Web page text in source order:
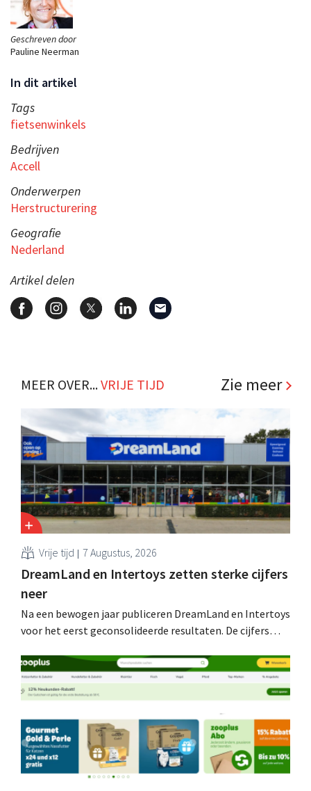
Geschreven door
Pauline Neerman
In dit artikel
Tags
fietsenwinkels
Bedrijven
Accell
Onderwerpen
Herstructurering
Geografie
Nederland
Artikel delen
MEER OVER...VRIJE TIJD Zie meer
Vrije tijd 7 Augustus, 2026
DreamLand en Intertoys zetten sterke cijfers
neer
Na een bewogen jaar publiceren DreamLand en Intertoys
voor het eerst geconsolideerde resultaten. De cijfers
spreekt van een “historisch sterk resultaat”.